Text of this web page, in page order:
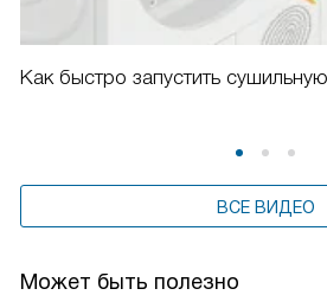
Как быстро запустить
ВСЕ ВИДЕО
Может быть полезно